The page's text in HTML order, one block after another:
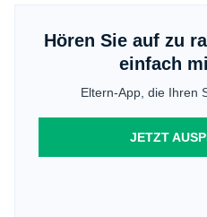
Hören Sie auf zu
einfach
Eltern-App, die Ihren
JETZT